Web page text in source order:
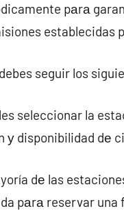
pаrа
establecidas
seguir los
seleccionar la
у disponibilidad dе
dе las
pаrа reservar una